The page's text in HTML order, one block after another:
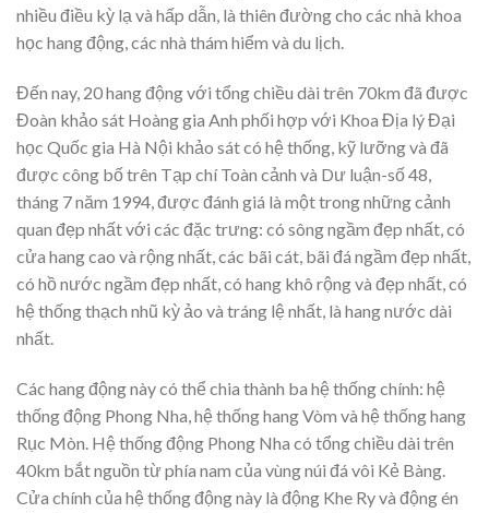
nhiều điều kỳ lạ và hấp dẫn, là thiên đường cho các nhà khoa
học hang động, các nhà thám hiểm và du lịch.
Đến nay, 20 hang động với tổng chiều dài trên 70km đã được
Đoàn khảo sát Hoàng gia Anh phối hợp với Khoa Địa lý Đại
học Quốc gia Hà Nội khảo sát có hệ thống, kỹ lưỡng và đã
được công bố trên Tạp chí Toàn cảnh và Dư luận-số 48,
tháng 7 năm 1994, được đánh giá là một trong những cảnh
quan đẹp nhất với các đặc trưng: có sông ngầm đẹp nhất, có
cửa hang cao và rộng nhất, các bãi cát, bãi đá ngầm đẹp nhất,
có hồ nước ngầm đẹp nhất, có hang khô rộng và đẹp nhất, có
hệ thống thạch nhũ kỳ ảo và tráng lệ nhất, là hang nước dài
nhất.
Các hang động này có thể chia thành ba hệ thống chính: hệ
thống động Phong Nha, hệ thống hang Vòm và hệ thống hang
Rục Mòn. Hệ thống động Phong Nha có tổng chiều dài trên
40km bắt nguồn từ phía nam của vùng núi đá vôi Kẻ Bàng.
Cửa chính của hệ thống động này là động Khe Ry và động én